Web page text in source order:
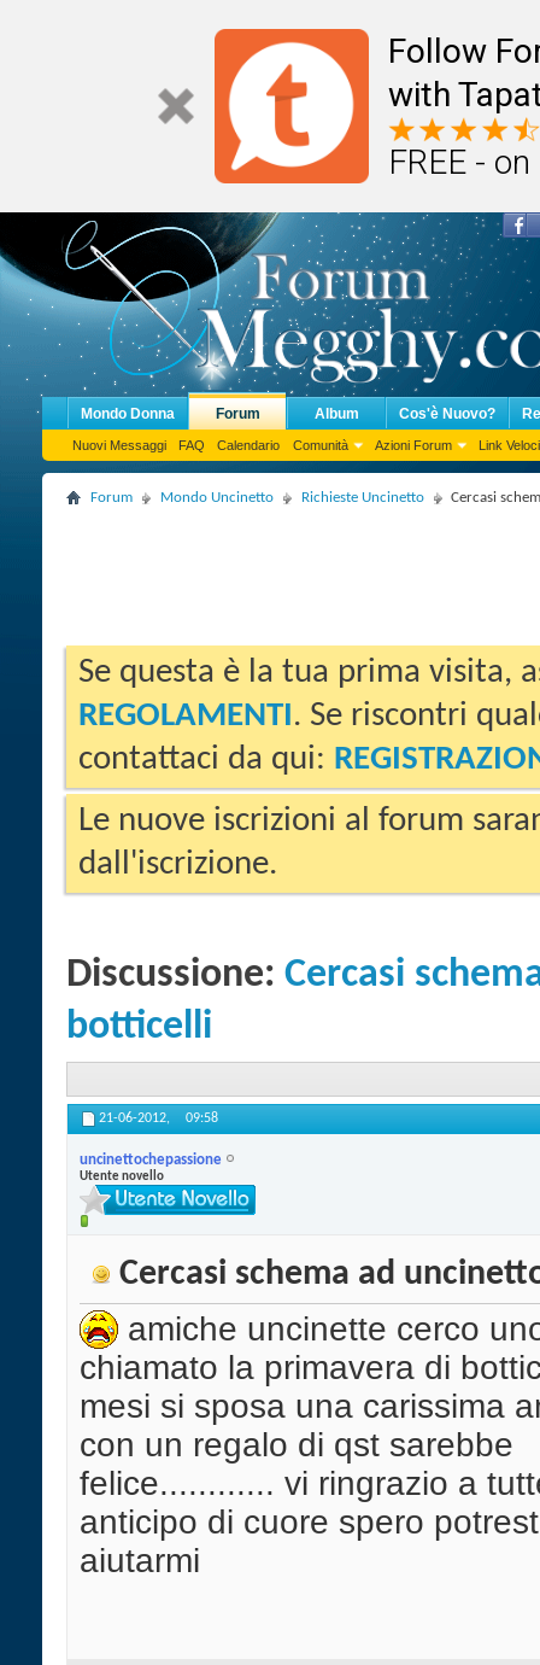
Follow
with
FREE -
Mondo Donna Forum
Nuovi Messaggi FAQ Calendario Comunità Azioni Forum Link Veloci
Album Cos'è Nuovo?
Forum Mondo Uncinetto Richieste Uncinetto Cercasi
Se questa è la tua prima visita,
REGOLAMENTI. Se riscontri
contattaci da qui:
Le nuove iscrizioni al forum
dall'iscrizione.
Discussione: Cercasi
botticelli
21-06-2012, 09:58
uncinettochepassione
Utente novello
Cercasi schema ad
amiche uncinette cerco
chiamato la primavera di
mesi si sposa una carissima
con un regalo di qst sarebbe
felice............ vi ringrazio a
anticipo di cuore spero
aiutarmi